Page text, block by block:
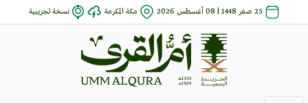
25 صفر 1448 | 08 أغسطس 2026 مكة المكرمة نسخة تجريبية